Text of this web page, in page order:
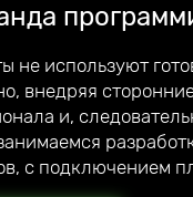
сайты
Андрей
Unicode-Profi
ожидания наших
не используют
внедряя
и,
с подключением